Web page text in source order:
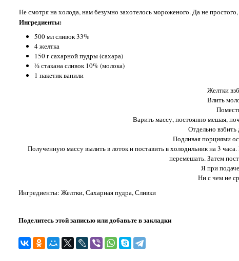
Не смотря на холода, нам безумно захотелось мороженого. Да не
Ингредиенты:
500 мл сливок 33%
4 желтка
150 г сахарной пудры (сахара)
½ стакана сливок 10% (молока)
1 пакетик ванили
Желтки
Влить
Варить массу, постоянно мешая,
Отдельно
Подливая порциями
Полученную массу вылить в лоток и поставить в холодильник на 3
перемешать. Затем
Я при
Ни с чем не
Ингредиенты: Желтки, Сахарная пудра, Сливки
Поделитесь этой записью или добавьте в закладки